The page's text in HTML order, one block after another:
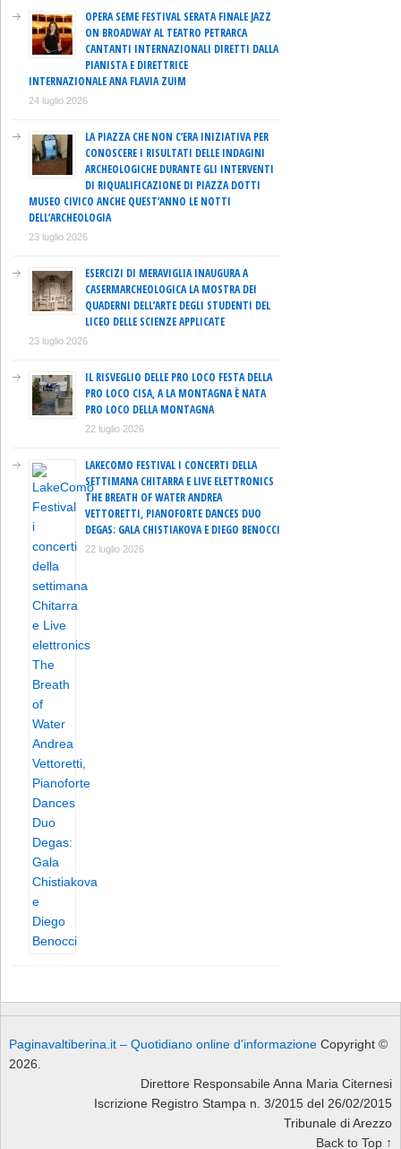
OPERA SEME FESTIVAL SERATA FINALE JAZZ
ON BROADWAY AL TEATRO PETRARCA
CANTANTI INTERNAZIONALI DIRETTI DALLA
PIANISTA E DIRETTRICE
INTERNAZIONALE ANA FLAVIA ZUIM
24 luglio 2026
LA PIAZZA CHE NON C’ERA INIZIATIVA PER
CONOSCERE I RISULTATI DELLE INDAGINI
ARCHEOLOGICHE DURANTE GLI INTERVENTI
DI RIQUALIFICAZIONE DI PIAZZA DOTTI
MUSEO CIVICO ANCHE QUEST’ANNO LE NOTTI
DELL’ARCHEOLOGIA
23 luglio 2026
ESERCIZI DI MERAVIGLIA INAUGURA A
CASERMARCHEOLOGICA LA MOSTRA DEI
QUADERNI DELL’ARTE DEGLI STUDENTI DEL
LICEO DELLE SCIENZE APPLICATE
23 luglio 2026
IL RISVEGLIO DELLE PRO LOCO FESTA DELLA
PRO LOCO CISA, A LA MONTAGNA È NATA
PRO LOCO DELLA MONTAGNA
22 luglio 2026
LAKECOMO FESTIVAL I CONCERTI DELLA
SETTIMANA CHITARRA E LIVE ELETTRONICS
THE BREATH OF WATER ANDREA
VETTORETTI, PIANOFORTE DANCES DUO
DEGAS: GALA CHISTIAKOVA E DIEGO BENOCCI
22 luglio 2026
Paginavaltiberina.it – Quotidiano online d'informazioneCopyright ©
2026.
Direttore Responsabile Anna Maria Citernesi
Iscrizione Registro Stampa n. 3/2015 del 26/02/2015
Tribunale di Arezzo
Back to Top ↑